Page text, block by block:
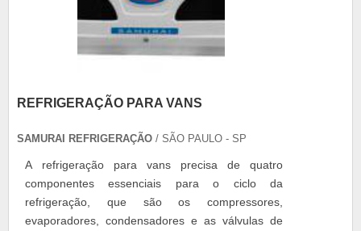
REFRIGERAÇÃO PARA VANS
SAMURAI REFRIGERAÇÃO / SÃO PAULO - SP
A refrigeração para vans precisa de quatro
componentes essenciais para o ciclo da
refrigeração, que são os compressores,
evaporadores, condensadores e as válvulas de